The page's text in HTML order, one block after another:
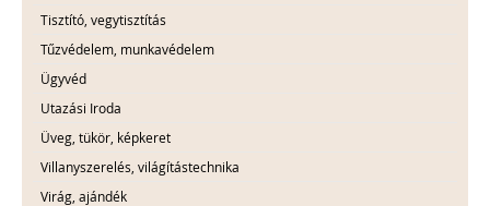
Tisztító, vegytisztítás
Tűzvédelem, munkavédelem
Ügyvéd
Utazási Iroda
Üveg, tükör, képkeret
Villanyszerelés, világítástechnika
Virág, ajándék